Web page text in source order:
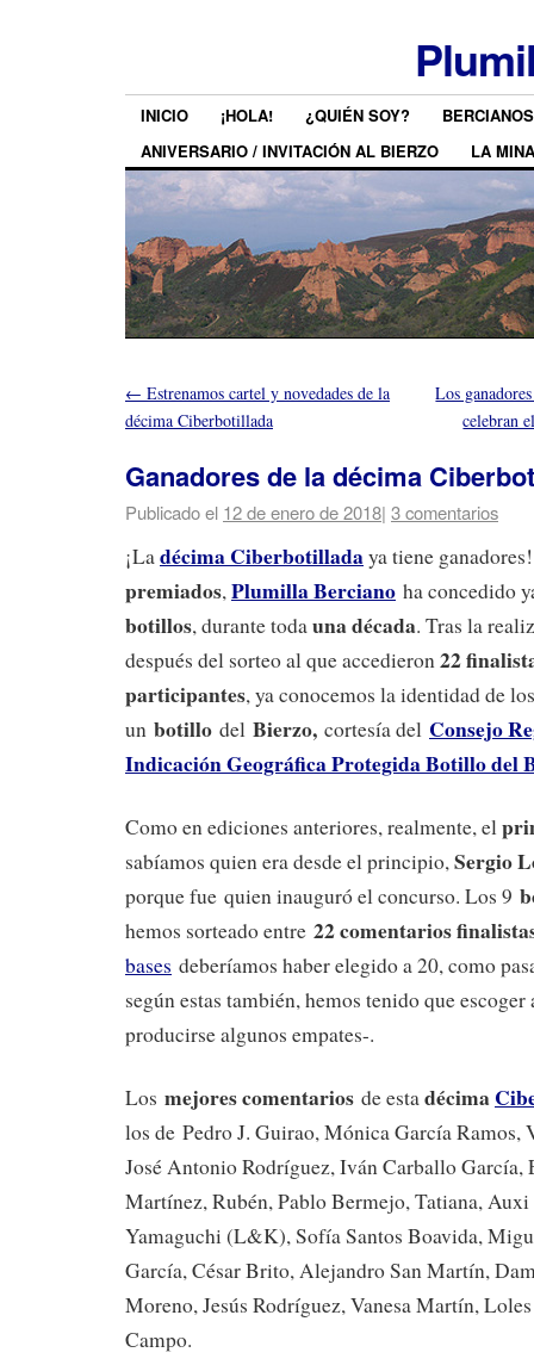
INICIO ¡HOLA! ¿QUIÉN SOY?
ANIVERSARIO / INVITACIÓN AL BIERZO
LA MINA
← Estrenamos cartel y novedades de la
décima Ciberbotillada
Los
celebran
Ganadores de la décima
Publicado el 12 de enero de 2018| 3 comentarios
¡Ladécima Ciberbotilladaya tiene
premiados,Plumilla Berciano ha concedido
botillos, durante todauna década. Tras la
después del sorteo al que accedieron22
participantes, ya conocemos la identidad de
un botillo del Bierzo, cortesía del Consejo
Indicación Geográfica Protegida Botillo del
Como en ediciones anteriores, realmente, el
sabíamos quien era desde el principio,Sergio
porque fue quien inauguró el concurso. Los 9
hemos sorteado entre 22 comentarios
bases deberíamos haber elegido a 20, como
según estas también, hemos tenido que
producirse algunos empates-.
Los mejores comentarios de estadécima
los de Pedro J. Guirao, Mónica García
José Antonio Rodríguez, Iván Carballo García,
Martínez, Rubén, Pablo Bermejo, Tatiana,
Yamaguchi (L&K), Sofía Santos Boavida,
García, César Brito, Alejandro San Martín,
Moreno, Jesús Rodríguez, Vanesa Martín,
Campo.